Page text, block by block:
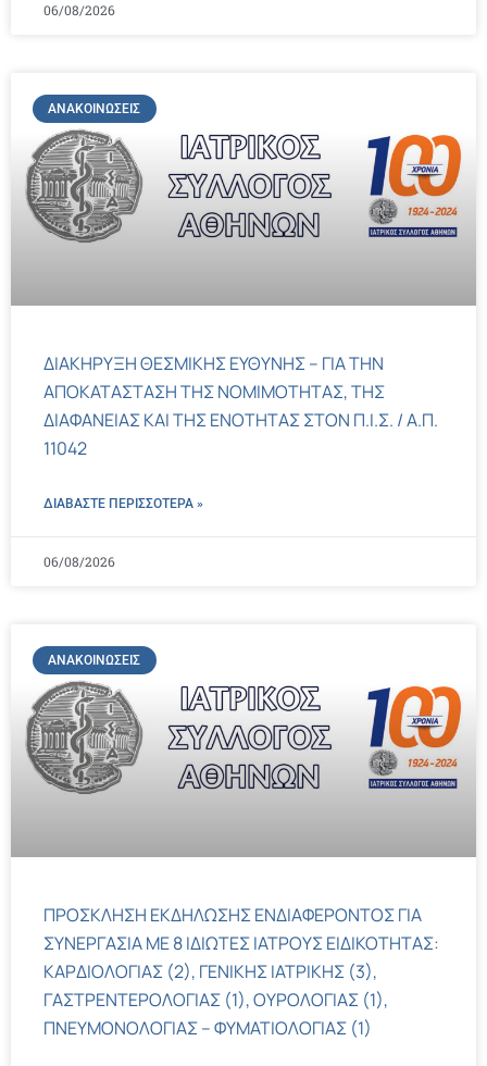
06/08/2026
ΑΝΑΚΟΙΝΏΣΕΙΣ
ΔΙΑΚΗΡΥΞΗ ΘΕΣΜΙΚΗΣ ΕΥΘΥΝΗΣ – ΓΙΑ ΤΗΝ
ΑΠΟΚΑΤΑΣΤΑΣΗ ΤΗΣ ΝΟΜΙΜΟΤΗΤΑΣ, ΤΗΣ
ΔΙΑΦΑΝΕΙΑΣ ΚΑΙ ΤΗΣ ΕΝΟΤΗΤΑΣ ΣΤΟΝ Π.Ι.Σ. / Α.Π.
11042
ΔΙΑΒΑΣΤΕ ΠΕΡΙΣΣΌΤΕΡΑ »
06/08/2026
ΑΝΑΚΟΙΝΏΣΕΙΣ
ΠΡΟΣΚΛΗΣΗ ΕΚΔΗΛΩΣΗΣ ΕΝΔΙΑΦΕΡΟΝΤΟΣ ΓΙΑ
ΣΥΝΕΡΓΑΣΙΑ ΜΕ 8 ΙΔΙΩΤΕΣ ΙΑΤΡΟΥΣ ΕΙΔΙΚΟΤΗΤΑΣ:
ΚΑΡΔΙΟΛΟΓΙΑΣ (2), ΓΕΝΙΚΗΣ ΙΑΤΡΙΚΗΣ (3),
ΓΑΣΤΡΕΝΤΕΡΟΛΟΓΙΑΣ (1), ΟΥΡΟΛΟΓΙΑΣ (1),
ΠΝΕΥΜΟΝΟΛΟΓΙΑΣ – ΦΥΜΑΤΙΟΛΟΓΙΑΣ (1)